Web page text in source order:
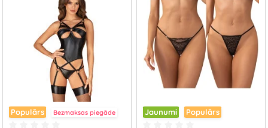
Populārs Bezmaksas piegāde Jaunumi Populārs